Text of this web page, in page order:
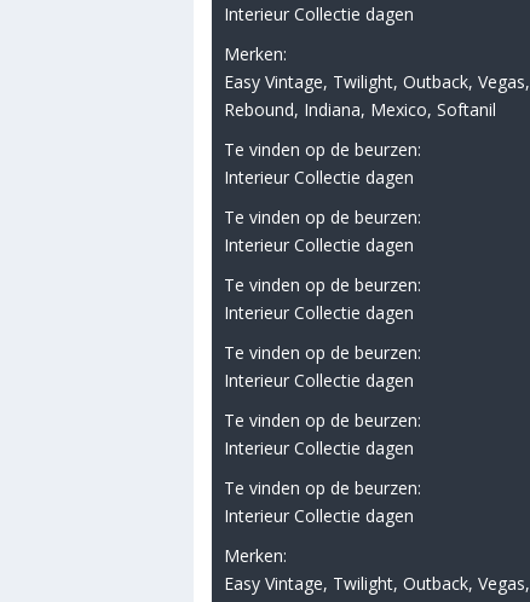
Interieur Collectie dagen
Merken:
Easy Vintage, Twilight, Outback, Vegas,
Rebound, Indiana, Mexico, Softanil
Te vinden op de beurzen:
Interieur Collectie dagen
Te vinden op de beurzen:
Interieur Collectie dagen
Te vinden op de beurzen:
Interieur Collectie dagen
Te vinden op de beurzen:
Interieur Collectie dagen
Te vinden op de beurzen:
Interieur Collectie dagen
Te vinden op de beurzen:
Interieur Collectie dagen
Merken:
Easy Vintage, Twilight, Outback, Vegas,